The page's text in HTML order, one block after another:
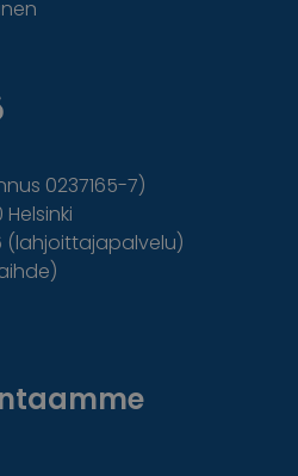
0237165-7)
(lahjoittajapalvelu)